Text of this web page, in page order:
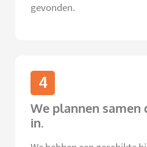
gevonden.
4
We plannen samen
in.